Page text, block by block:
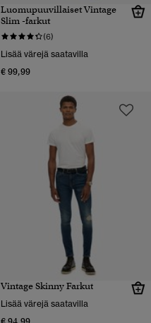
Luomupuuvillaiset Vintage
Slim -farkut
(6)
Lisää värejä saatavilla
€ 99,99
Vintage Skinny Farkut
Lisää värejä saatavilla